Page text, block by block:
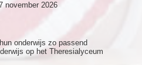
november 2026
onderwijs zo passend
op het Theresialyceum